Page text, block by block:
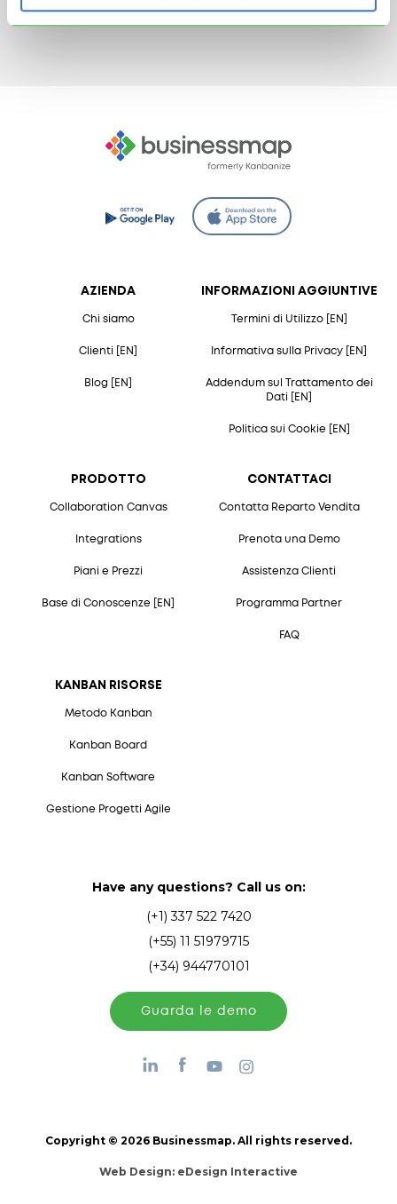
AZIENDA
Chi siamo
Clienti [EN]
Blog [EN]
PRODOTTO
Collaboration Canvas
Integrations
Piani e Prezzi
Base di Conoscenze [EN]
KANBAN RISORSE
Metodo Kanban
Kanban Board
Kanban Software
Gestione Progetti Agile
CONTATTACI
Contatta Reparto Vendita
Prenota una Demo
Assistenza Clienti
Programma Partner
FAQ
INFORMAZIONI AGGIUNTIVE
Termini di Utilizzo [EN]
Informativa sulla Privacy [EN]
Addendum sul Trattamento dei
Dati [EN]
Politica sui Cookie [EN]
Have any questions? Call us on:
(+1) 337 522 7420
(+55) 11 51979715
(+34) 944770101
Guarda le demo
Copyright © 2026 Businessmap. All rights reserved.
Web Design: eDesign Interactive